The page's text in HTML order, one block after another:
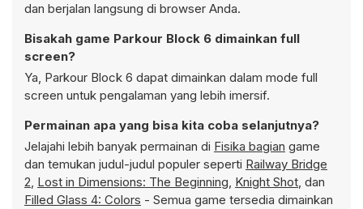
dan berjalan langsung di browser Anda.
Bisakah game Parkour Block 6 dimainkan full
screen?
Ya, Parkour Block 6 dapat dimainkan dalam mode full
screen untuk pengalaman yang lebih imersif.
Permainan apa yang bisa kita coba selanjutnya?
Jelajahi lebih banyak permainan di Fisika bagian game
dan temukan judul-judul populer seperti Railway Bridge
2, Lost in Dimensions: The Beginning, Knight Shot, dan
Filled Glass 4: Colors - Semua game tersedia dimainkan